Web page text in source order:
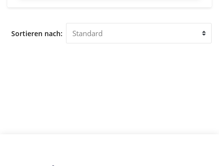
beim Finden Ihrer favorisierten immobilien in Náquera,
Valencia province, Spain. Gerne begrüßen wir Sie in
Sortieren nach: